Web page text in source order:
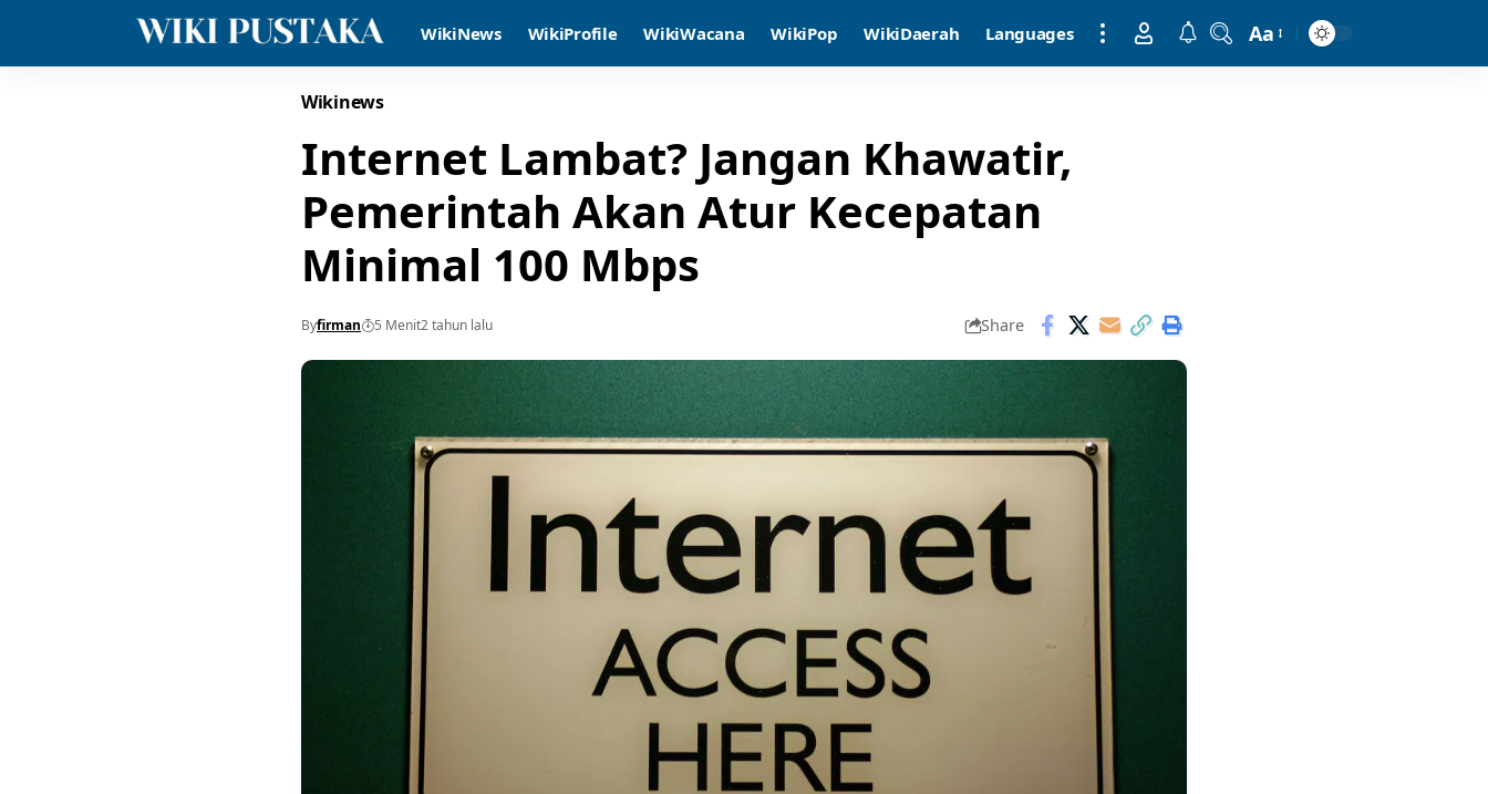
WikiNews WikiProfile WikiWacana WikiPop WikiDaerah Languages Aa
Wikinews
Internet Lambat? Jangan Khawatir,
Pemerintah Akan Atur Kecepatan
Minimal 100 Mbps
Byfirman 5 Menit2 tahun lalu Share